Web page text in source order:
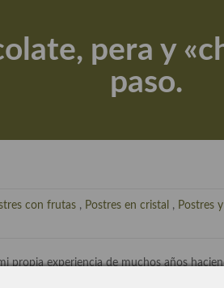
pera y
paso.
con frutas , Postres en cristal , Postres
propia experiencia de muchos años
que preparaba. Pero todo se aprende y